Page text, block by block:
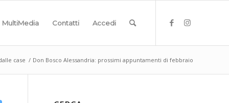
MultiMedia Contatti Accedi
case / Don Bosco Alessandria: prossimi appuntamenti di febbraio